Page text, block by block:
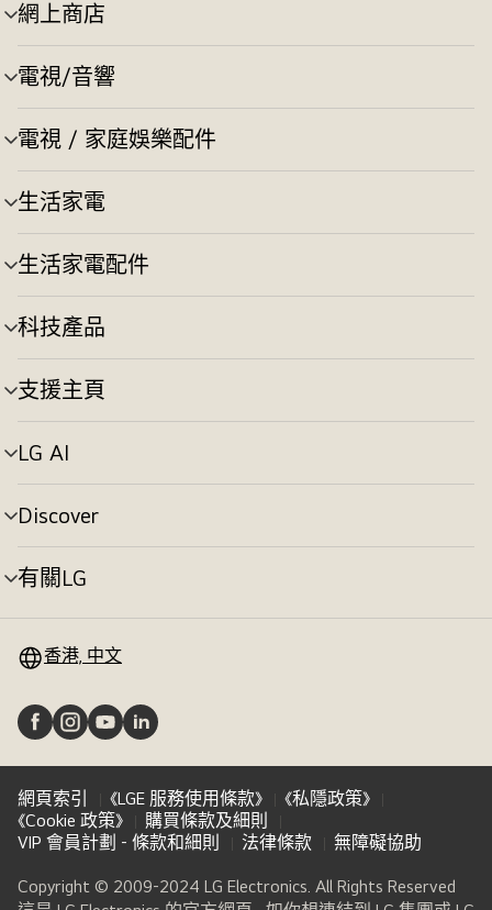
網上商店
選
單
切
換
電視/音響
選
單
切
換
電視 / 家庭娛樂配件
選
單
切
換
生活家電
選
單
切
換
生活家電配件
選
單
切
換
科技產品
選
單
切
換
支援主頁
選
單
切
換
LG AI
選
單
切
換
Discover
選
單
切
換
有關LG
選
換 香港, 中文
網頁索引 《LGE 服務使用條款》
《私隱政策》
《Cookie 政策》
購買條款及細則
VIP 會員計劃 - 條款和細則
法律條款 無障礙協助
Copyright © 2009-2024 LG Electronics. All Rights Reserved